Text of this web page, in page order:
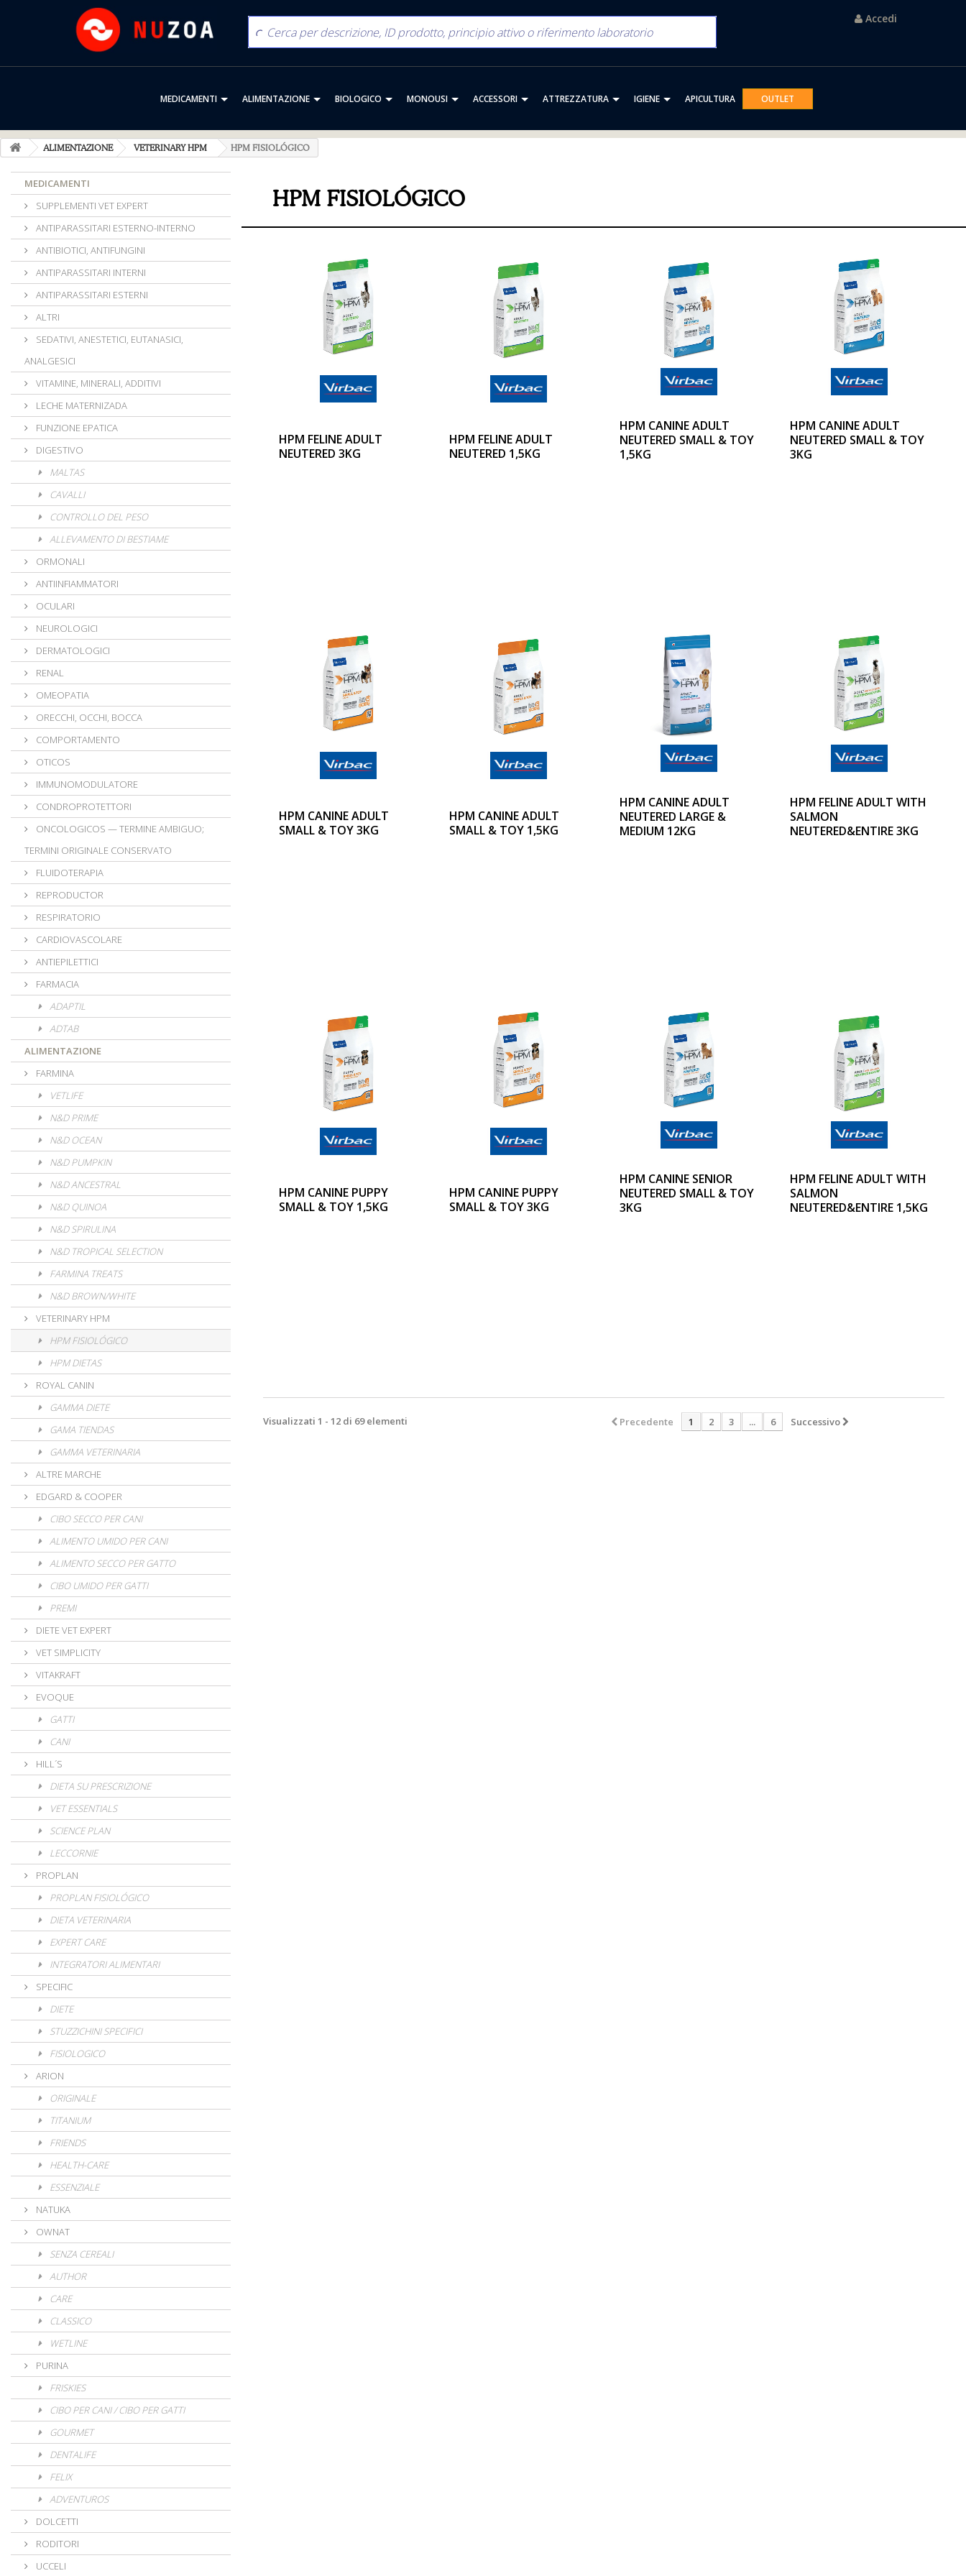
Accedi
MEDICAMENTI ALIMENTAZIONE BIOLOGICO MONOUSI ACCESSORI ATTREZZATURA IGIENE APICULTURA OUTLET
ALIMENTAZIONE VETERINARY HPM HPM FISIOLÓGICO
MEDICAMENTI
SUPPLEMENTI VET EXPERT
ANTIPARASSITARI ESTERNO-INTERNO
ANTIBIOTICI, ANTIFUNGINI
ANTIPARASSITARI INTERNI
ANTIPARASSITARI ESTERNI
ALTRI
SEDATIVI, ANESTETICI, EUTANASICI,
ANALGESICI
VITAMINE, MINERALI, ADDITIVI
LECHE MATERNIZADA
FUNZIONE EPATICA
DIGESTIVO
MALTAS
CAVALLI
CONTROLLO DEL PESO
ALLEVAMENTO DI BESTIAME
ORMONALI
ANTIINFIAMMATORI
OCULARI
NEUROLOGICI
DERMATOLOGICI
RENAL
OMEOPATIA
ORECCHI, OCCHI, BOCCA
COMPORTAMENTO
OTICOS
IMMUNOMODULATORE
CONDROPROTETTORI
ONCOLOGICOS — TERMINE AMBIGUO;
TERMINI ORIGINALE CONSERVATO
FLUIDOTERAPIA
REPRODUCTOR
RESPIRATORIO
CARDIOVASCOLARE
ANTIEPILETTICI
FARMACIA
ADAPTIL
ADTAB
ALIMENTAZIONE
FARMINA
VETLIFE
N&D PRIME
N&D OCEAN
N&D PUMPKIN
N&D ANCESTRAL
N&D QUINOA
N&D SPIRULINA
N&D TROPICAL SELECTION
FARMINA TREATS
N&D BROWN/WHITE
VETERINARY HPM
HPM FISIOLÓGICO
HPM DIETAS
ROYAL CANIN
GAMMA DIETE
GAMA TIENDAS
GAMMA VETERINARIA
ALTRE MARCHE
EDGARD & COOPER
CIBO SECCO PER CANI
ALIMENTO UMIDO PER CANI
ALIMENTO SECCO PER GATTO
CIBO UMIDO PER GATTI
PREMI
DIETE VET EXPERT
VET SIMPLICITY
VITAKRAFT
EVOQUE
GATTI
CANI
HILL´S
DIETA SU PRESCRIZIONE
VET ESSENTIALS
SCIENCE PLAN
LECCORNIE
PROPLAN
PROPLAN FISIOLÓGICO
DIETA VETERINARIA
EXPERT CARE
INTEGRATORI ALIMENTARI
SPECIFIC
DIETE
STUZZICHINI SPECIFICI
FISIOLOGICO
ARION
ORIGINALE
TITANIUM
FRIENDS
HEALTH-CARE
ESSENZIALE
NATUKA
OWNAT
SENZA CEREALI
AUTHOR
CARE
CLASSICO
WETLINE
PURINA
FRISKIES
CIBO PER CANI / CIBO PER GATTI
GOURMET
DENTALIFE
FELIX
ADVENTUROS
DOLCETTI
RODITORI
UCCELI
HPM FISIOLÓGICO
HPM FELINE ADULT
NEUTERED 3KG
HPM FELINE ADULT
NEUTERED 1,5KG
HPM CANINE ADULT
NEUTERED SMALL & TOY
1,5KG
HPM CANINE ADULT
NEUTERED SMALL & TOY
3KG
HPM CANINE ADULT
SMALL & TOY 3KG
HPM CANINE ADULT
SMALL & TOY 1,5KG
HPM CANINE ADULT
NEUTERED LARGE &
MEDIUM 12KG
HPM FELINE ADULT WITH
SALMON
NEUTERED&ENTIRE 3KG
HPM CANINE PUPPY
SMALL & TOY 1,5KG
HPM CANINE PUPPY
SMALL & TOY 3KG
HPM CANINE SENIOR
NEUTERED SMALL & TOY
3KG
HPM FELINE ADULT WITH
SALMON
NEUTERED&ENTIRE 1,5KG
Precedente 1 2 3 ... 6 Successivo
Visualizzati 1 - 12 di 69 elementi